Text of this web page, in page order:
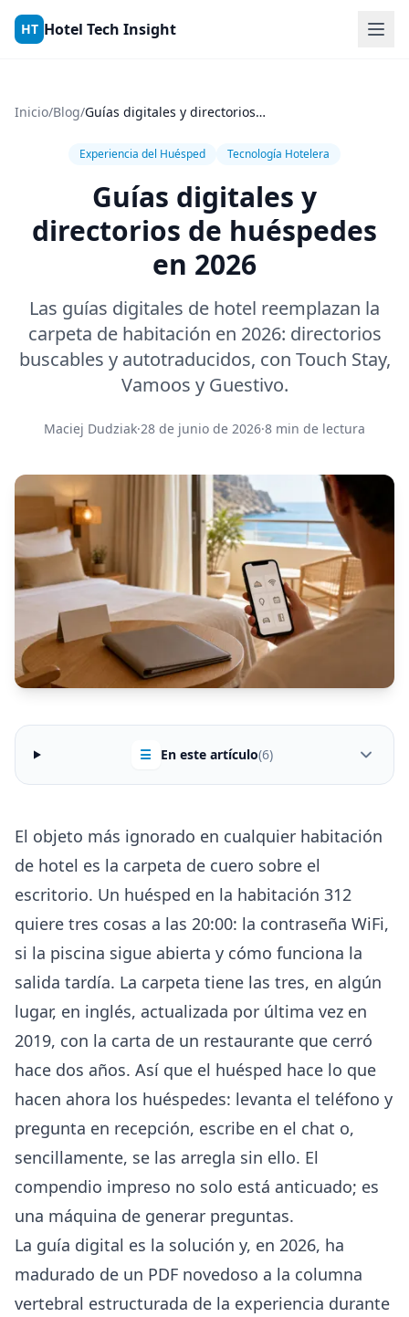
Skip to content
HT Hotel Tech Insight
Inicio/Blog/ Guías digitales y directorios de huéspedes en 2026
Experiencia del Huésped Tecnología Hotelera
Guías digitales y
directorios de huéspedes
en 2026
Las guías digitales de hotel reemplazan la
carpeta de habitación en 2026: directorios
buscables y autotraducidos, con Touch Stay,
Vamoos y Guestivo.
Maciej Dudziak·28 de junio de 2026·8 min de lectura
☰ En este artículo(6)
El objeto más ignorado en cualquier habitación
de hotel es la carpeta de cuero sobre el
escritorio. Un huésped en la habitación 312
quiere tres cosas a las 20:00: la contraseña WiFi,
si la piscina sigue abierta y cómo funciona la
salida tardía. La carpeta tiene las tres, en algún
lugar, en inglés, actualizada por última vez en
2019, con la carta de un restaurante que cerró
hace dos años. Así que el huésped hace lo que
hacen ahora los huéspedes: levanta el teléfono y
pregunta en recepción, escribe en el chat o,
sencillamente, se las arregla sin ello. El
compendio impreso no solo está anticuado; es
una máquina de generar preguntas.
La guía digital es la solución y, en 2026, ha
madurado de un PDF novedoso a la columna
vertebral estructurada de la experiencia durante